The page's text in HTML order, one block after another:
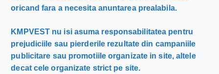
oricand fara a necesita anuntarea prealabila.
KMPVEST nu isi asuma responsabilitatea pentru
prejudiciile sau pierderile rezultate din campaniile
publicitare sau promotiile organizate in site, altele
decat cele organizate strict pe site.